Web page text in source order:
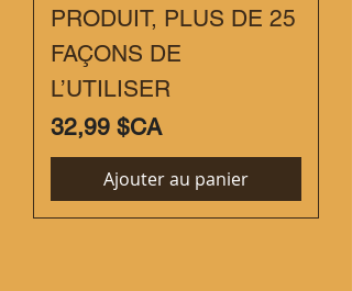
PRODUIT, PLUS DE 25
FAÇONS DE
L’UTILISER
Prix
32,99 $CA
Ajouter au panier